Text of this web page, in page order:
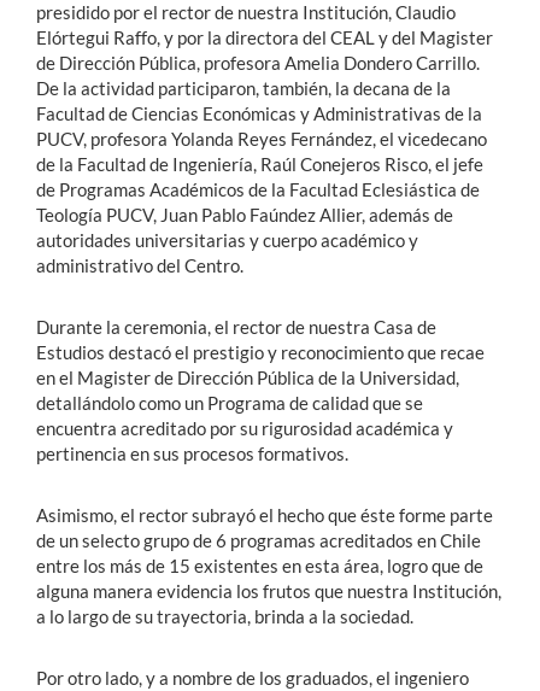
presidido por el rector de nuestra Institución, Claudio
Elórtegui Raffo, y por la directora del CEAL y del Magister
de Dirección Pública, profesora Amelia Dondero Carrillo.
De la actividad participaron, también, la decana de la
Facultad de Ciencias Económicas y Administrativas de la
PUCV, profesora Yolanda Reyes Fernández, el vicedecano
de la Facultad de Ingeniería, Raúl Conejeros Risco, el jefe
de Programas Académicos de la Facultad Eclesiástica de
Teología PUCV, Juan Pablo Faúndez Allier, además de
autoridades universitarias y cuerpo académico y
administrativo del Centro.
Durante la ceremonia, el rector de nuestra Casa de
Estudios destacó el prestigio y reconocimiento que recae
en el Magister de Dirección Pública de la Universidad,
detallándolo como un Programa de calidad que se
encuentra acreditado por su rigurosidad académica y
pertinencia en sus procesos formativos.
Asimismo, el rector subrayó el hecho que éste forme parte
de un selecto grupo de 6 programas acreditados en Chile
entre los más de 15 existentes en esta área, logro que de
alguna manera evidencia los frutos que nuestra Institución,
a lo largo de su trayectoria, brinda a la sociedad.
Por otro lado, y a nombre de los graduados, el ingeniero